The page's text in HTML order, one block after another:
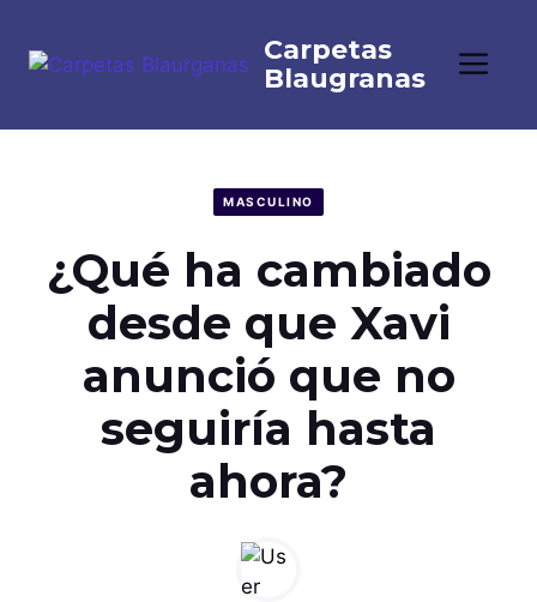
contenido
MASCULINO
¿Qué ha cambiado
desde que Xavi
anunció que no
seguiría hasta
ahora?